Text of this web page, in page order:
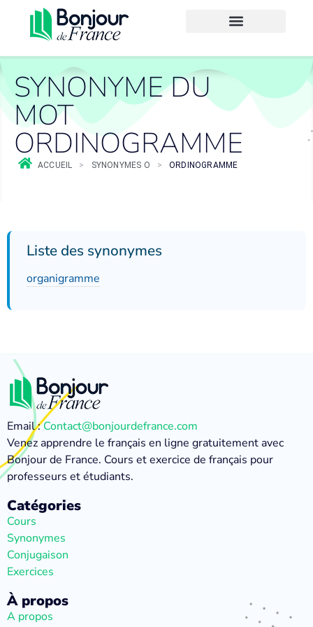
SYNONYME DU
MOT
ORDINOGRAMME
ACCUEIL > SYNONYMES O > ORDINOGRAMME
Liste des synonymes
organigramme
Email :Contact@bonjourdefrance.com
Venez apprendre le français en ligne gratuitement avec
Bonjour de France. Cours et exercice de français pour
professeurs et étudiants.
Catégories
Cours
Synonymes
Conjugaison
Exercices
À propos
A propos